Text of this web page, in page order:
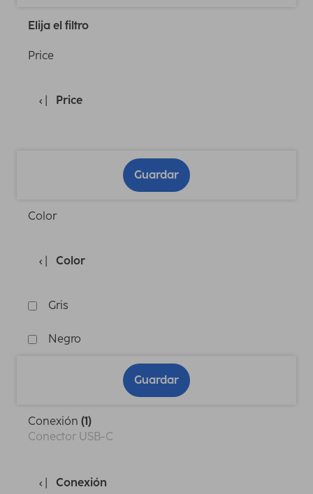
Elija el filtro
Price
Price
Guardar
Color
Color
Gris
Negro
Guardar
Conexión (1)
Conector USB-C
Conexión